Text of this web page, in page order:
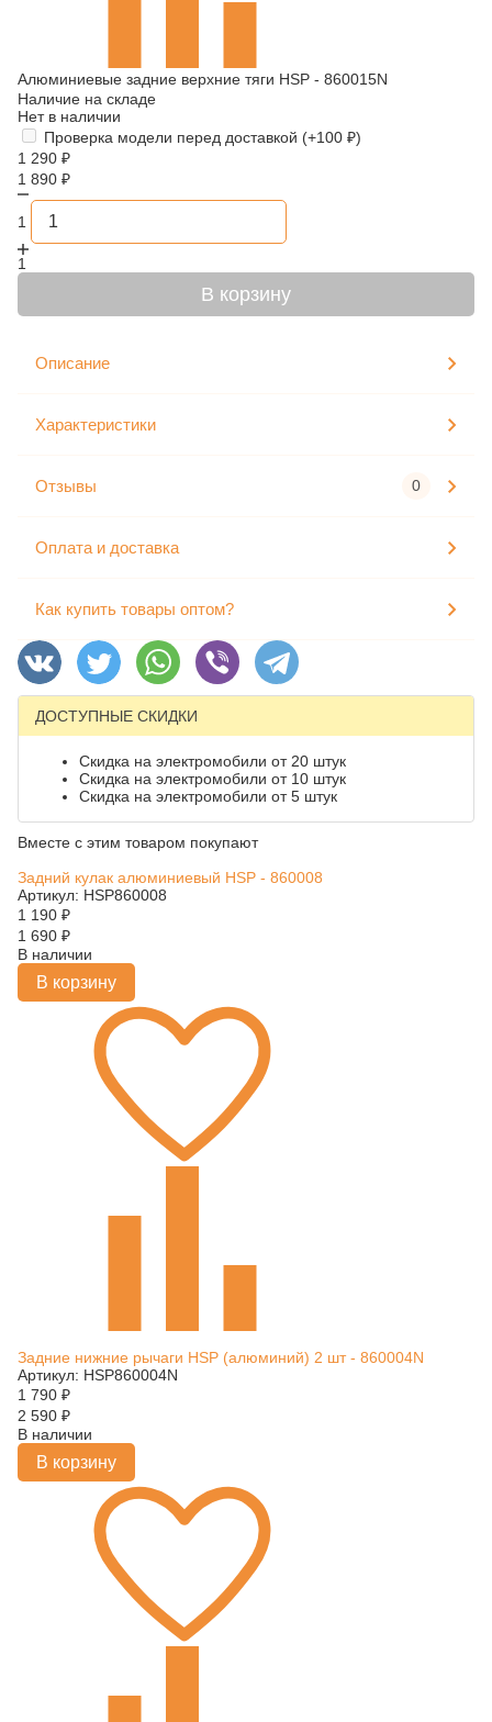
Алюминиевые задние верхние тяги HSP - 860015N
Наличие на складе
Нет в наличии
Проверка модели перед доставкой (+100 ₽)
1 290 ₽
1 890 ₽
1
1
В корзину
Описание
Характеристики
Отзывы 0
Оплата и доставка
Как купить товары оптом?
ДОСТУПНЫЕ СКИДКИ
Скидка на электромобили от 20 штук
Скидка на электромобили от 10 штук
Скидка на электромобили от 5 штук
Вместе с этим товаром покупают
Задний кулак алюминиевый HSP - 860008
Артикул: HSP860008
1 190 ₽
1 690 ₽
В наличии
В корзину
Задние нижние рычаги HSP (алюминий) 2 шт - 860004N
Артикул: HSP860004N
1 790 ₽
2 590 ₽
В наличии
В корзину